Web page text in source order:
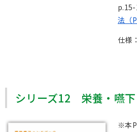
法（
仕様
シリーズ12 栄養・嚥下
※本